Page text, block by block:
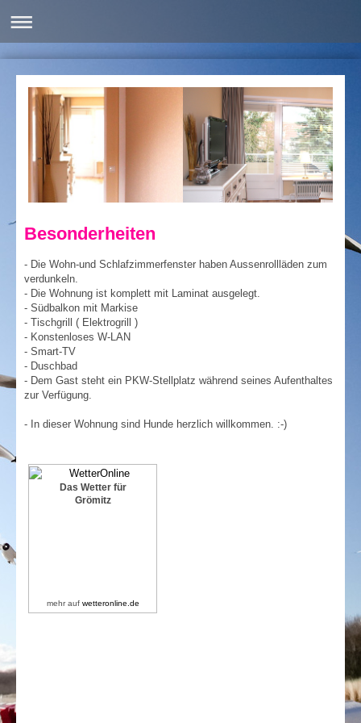
Besonderheiten
- Die Wohn-und Schlafzimmerfenster haben Aussenrollläden zum
verdunkeln.
- Die Wohnung ist komplett mit Laminat ausgelegt.
- Südbalkon mit Markise
- Tischgrill ( Elektrogrill )
- Konstenloses W-LAN
- Smart-TV
- Duschbad
- Dem Gast steht ein PKW-Stellplatz während seines Aufenthaltes
zur Verfügung.
- In dieser Wohnung sind Hunde herzlich willkommen. :-)
Das Wetter für
Grömitz
mehr auf wetteronline.de